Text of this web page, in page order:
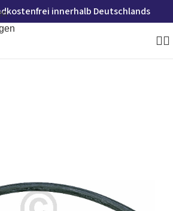
innerhalb Deutschlands